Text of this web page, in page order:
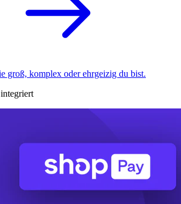
groß, komplex oder ehrgeizig du bist.